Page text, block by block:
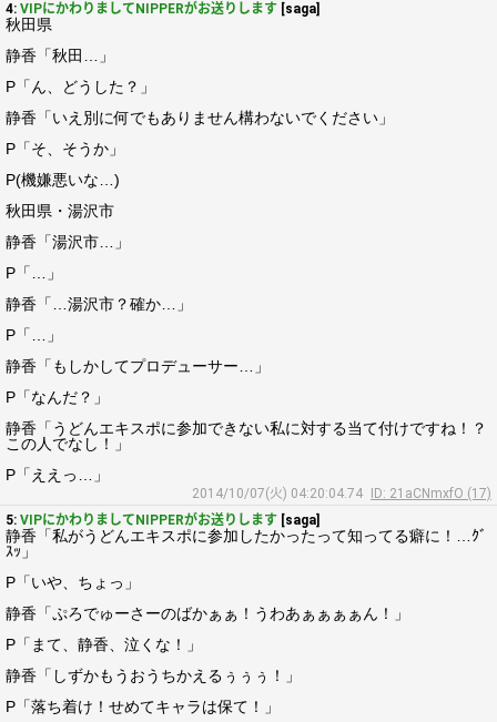
4: VIPにかわりましてNIPPERがお送りします [saga]
秋田県
静香「秋田…」
P「ん、どうした？」
静香「いえ別に何でもありません構わないでください」
P「そ、そうか」
P(機嫌悪いな…)
秋田県・湯沢市
静香「湯沢市…」
P「…」
静香「…湯沢市？確か…」
P「…」
静香「もしかしてプロデューサー…」
P「なんだ？」
静香「うどんエキスポに参加できない私に対する当て付けですね！？
この人でなし！」
P「ええっ…」
2014/10/07(火) 04:20:04.74
ID: 21aCNmxfO (17)
5: VIPにかわりましてNIPPERがお送りします [saga]
静香「私がうどんエキスポに参加したかったって知ってる癖に！…ｸﾞ
ｽｯ」
P「いや、ちょっ」
静香「ぷろでゅーさーのばかぁぁ！うわあぁぁぁぁん！」
P「まて、静香、泣くな！」
静香「しずかもうおうちかえるぅぅぅ！」
P「落ち着け！せめてキャラは保て！」